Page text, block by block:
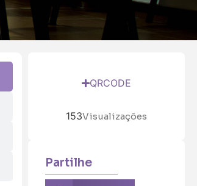
QRCODE
153Visualizações
Partilhe